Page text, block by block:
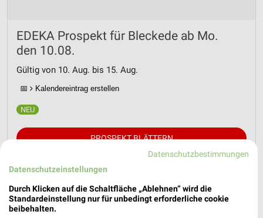
EDEKA Prospekt für Bleckede ab Mo.
den 10.08.
Gültig von 10. Aug. bis 15. Aug.
📅 Kalendereintrag erstellen
PROSPEKT BLÄTTERN
AKTIONEN, RABATTE & GUTSCHEINE EISCREME
Datenschutzbestimmungen
Datenschutzeinstellungen
Durch Klicken auf die Schaltfläche „Ablehnen“ wird die
Standardeinstellung nur für unbedingt erforderliche cookie
beibehalten.